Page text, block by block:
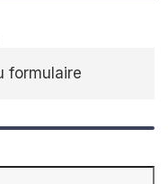
formulaire